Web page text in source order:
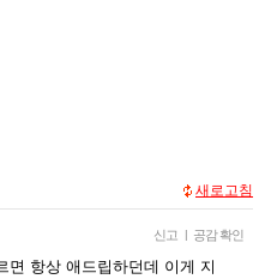
새로고침
신고 공감 확인
면 항상 애드립하던데 이게 지